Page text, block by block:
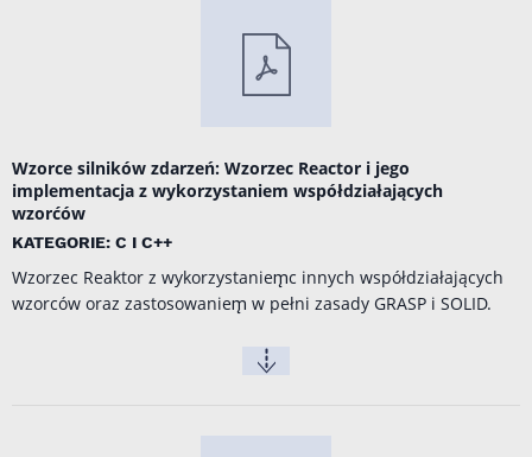
Wzorce silników zdarzeń: Wzorzec Reactor i jego
implementacja z wykorzystaniem współdziałających
wzorćów
KATEGORIE: C I C++
Wzorzec Reaktor z wykorzystaniem̨c innych współdziałających
wzorców oraz zastosowaniem̨ w pełni zasady GRASP i SOLID.